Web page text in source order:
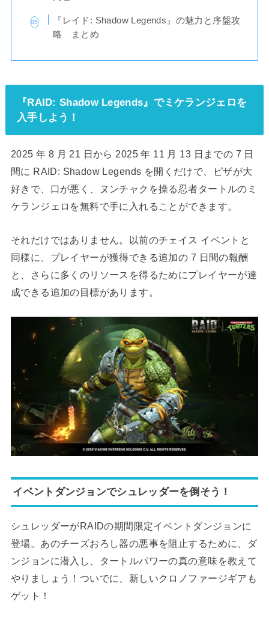
『レイド: Shadow Legends』の魅力と序盤攻
略 まとめ
『RAID: Shadow Legends』でミケランジェロを
入手しよう！
2025 年 8 月 21 日から 2025 年 11 月 13 日までの 7 日
間に RAID: Shadow Legends を開くだけで、ピザが大
好きで、口が悪く、ヌンチャクを操る忍者タートルのミ
ケランジェロを無料で手に入れることができます。
それだけではありません。以前のチェイス イベントと
同様に、プレイヤーが獲得できる追加の 7 日間の報酬
と、さらに多くのリソースを得るためにプレイヤーが達
成できる追加の目標があります。
イベントダンジョンでシュレッダーを倒そう！
シュレッダーがRAIDの期間限定イベントダンジョンに
登場。あのチーズおろし器の悪事を阻止するために、ダ
ンジョンに潜入し、タートルパワーの真の意味を教えて
やりましょう！ついでに、新しいクロノファージギアも
ゲット！